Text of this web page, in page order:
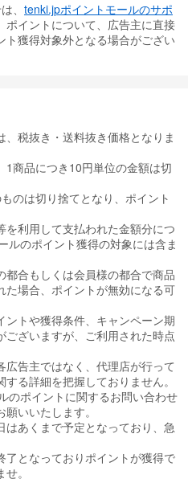
、 tenki.jpポイントモールのサポ
ポイントについて、広告主に直接
獲得対象外となる場合がござい
税抜き・送料抜き価格となりま
商品につき10円単位の金額は切
のは切り捨てとなり、ポイント
利用して支払われた金額分につ
ルのポイント獲得の対象には含ま
合もしくは会員様の都合で商品
場合、ポイントが無効になる可
トや獲得条件、キャンペーン期
ざいますが、ご利用された時点
告主ではなく、代理店が行って
る詳細を把握しておりません。
のポイントに関するお問い合わせ
いいたします。
あくまで予定となっており、急
了となっておりポイントが獲得で
。